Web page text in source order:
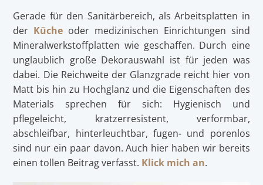
Gerade für den Sanitärbereich, als Arbeitsplatten in
der Küche oder medizinischen Einrichtungen sind
Mineralwerkstoffplatten wie geschaffen. Durch eine
unglaublich große Dekorauswahl ist für jeden was
dabei. Die Reichweite der Glanzgrade reicht hier von
Matt bis hin zu Hochglanz und die Eigenschaften des
Materials sprechen für sich: Hygienisch und
pflegeleicht, kratzerresistent, verformbar,
abschleifbar, hinterleuchtbar, fugen- und porenlos
sind nur ein paar davon. Auch hier haben wir bereits
einen tollen Beitrag verfasst. Klick mich an.